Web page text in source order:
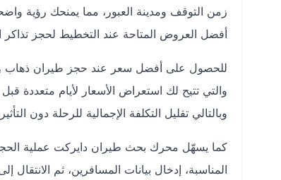
زمن التوقف ومدينة العبور، مما يمنحك رؤية
أفضل العروض المتاحة عند التخطيط لحجز تذاكر
للحصول على أفضل سعر عند حجز طيران ذهاب
والتي تتيح لك استعراض الأسعار لأيام متعددة
وبالتالي تقليل التكلفة الإجمالية للرحلة دون
كما يسهّل محرك بحث طيران دايركت عملية الحجز
المناسبة، إدخال بيانات المسافرين، ثم